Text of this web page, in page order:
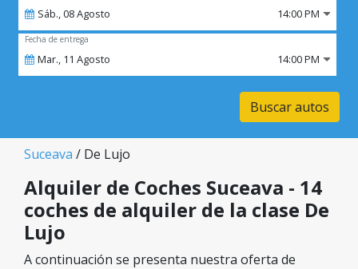
Sáb.,08Agosto 14:00 PM
Fecha de entrega
Mar., 11 Agosto 14:00 PM
Buscar autos
Suceava / De Lujo
Alquiler de Coches Suceava - 14
coches de alquiler de la clase De
Lujo
A continuación se presenta nuestra oferta de